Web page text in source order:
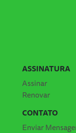
ASSINATURA
Assinar
Renovar
CONTATO
Enviar